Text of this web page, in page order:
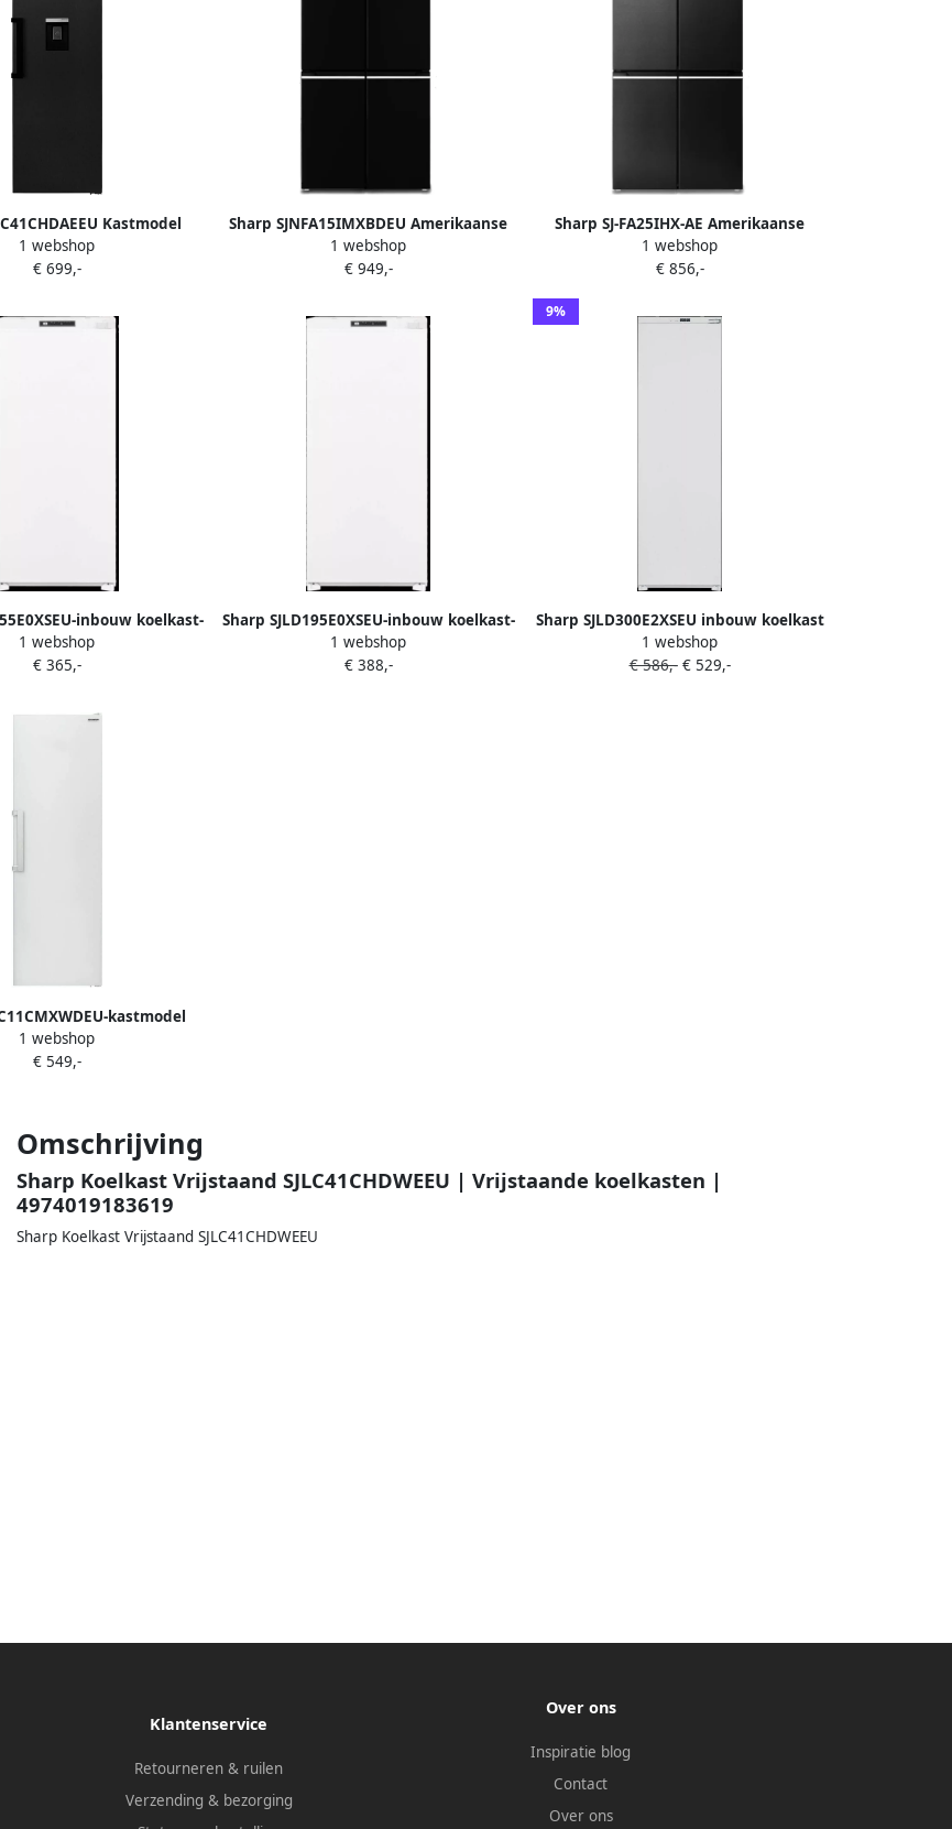
Kastmodel
koelkast Zwart
1 webshop
€ 699,-
Sharp SJNFA15IMXBDEU Amerikaanse
koelkast 4 deurs 488 liter energie label
D Advanced No Frost zwart
1 webshop
€ 949,-
Sharp SJ-FA25IHX-AE Amerikaanse
koelkast Zwart 488 liter NoFrost
Advanced Cooling System
1 webshop
€ 856,-
inbouw koelkast-
D-direct Cooling-154 liter-
bevestiging
1 webshop
€ 365,-
Sharp SJLD195E0XSEU-inbouw koelkast-
energie label D-direct cooling-
sleepdeur mechanisme-193 liter
1 webshop
€ 388,-
9%
Sharp SJLD300E2XSEU inbouw koelkast
energie label D 177 cm No Frost
gescheiden koelsysteem LED
1 webshop
€ 586,-€ 529,-
kastmodel
Frost-389 liter-energie
label D-WIT
1 webshop
€ 549,-
Omschrijving
Sharp Koelkast Vrijstaand SJLC41CHDWEEU | Vrijstaande koelkasten |
4974019183619
Sharp Koelkast Vrijstaand SJLC41CHDWEEU
Klantenservice
Retourneren & ruilen
Verzending & bezorging
Over ons
Inspiratie blog
Contact
Over ons